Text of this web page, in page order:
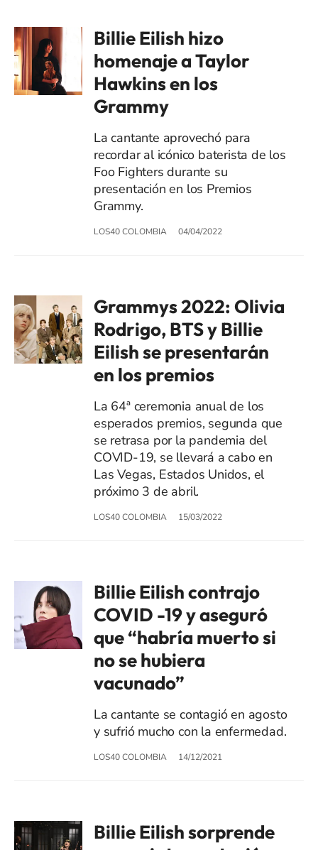
Billie Eilish hizo
homenaje a Taylor
Hawkins en los
Grammy
La cantante aprovechó para
recordar al icónico baterista de los
Foo Fighters durante su
presentación en los Premios
Grammy.
LOS40 COLOMBIA 04/04/2022
Grammys 2022: Olivia
Rodrigo, BTS y Billie
Eilish se presentarán
en los premios
La 64ª ceremonia anual de los
esperados premios, segunda que
se retrasa por la pandemia del
COVID-19, se llevará a cabo en
Las Vegas, Estados Unidos, el
próximo 3 de abril.
LOS40 COLOMBIA 15/03/2022
Billie Eilish contrajo
COVID -19 y aseguró
que “habría muerto si
no se hubiera
vacunado”
La cantante se contagió en agosto
y sufrió mucho con la enfermedad.
LOS40 COLOMBIA 14/12/2021
Billie Eilish sorprende